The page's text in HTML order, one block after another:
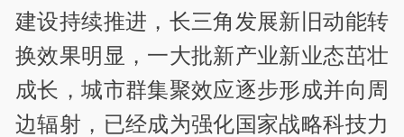
建设持续推进，长三角发展新旧动能转
换效果明显，一大批新产业新业态茁壮
成长，城市群集聚效应逐步形成并向周
边辐射，已经成为强化国家战略科技力